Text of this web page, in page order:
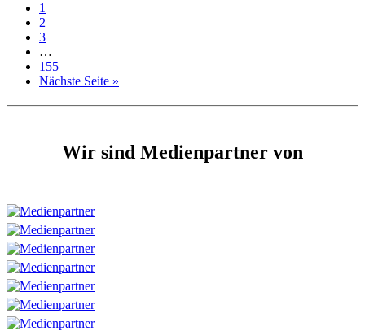
1
2
3
…
155
Nächste Seite »
Wir sind Medienpartner von